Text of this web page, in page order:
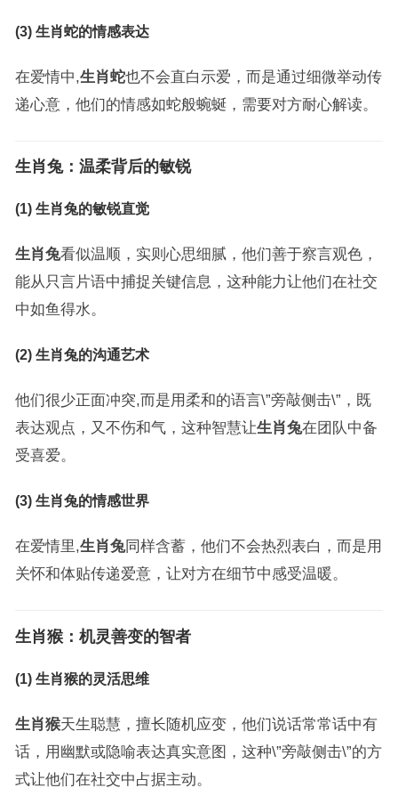
(3) 生肖蛇的情感表达
在爱情中, 生肖蛇也不会直白示爱，而是通过细微举动传
递心意，他们的情感如蛇般蜿蜒，需要对方耐心解读。
生肖兔：温柔背后的敏锐
(1) 生肖兔的敏锐直觉
生肖兔看似温顺，实则心思细腻，他们善于察言观色，
能从只言片语中捕捉关键信息，这种能力让他们在社交
中如鱼得水。
(2) 生肖兔的沟通艺术
他们很少正面冲突,而是用柔和的语言\”旁敲侧击\”，既
表达观点，又不伤和气，这种智慧让生肖兔在团队中备
受喜爱。
(3) 生肖兔的情感世界
在爱情里,生肖兔同样含蓄，他们不会热烈表白，而是用
关怀和体贴传递爱意，让对方在细节中感受温暖。
生肖猴：机灵善变的智者
(1) 生肖猴的灵活思维
生肖猴天生聪慧，擅长随机应变，他们说话常常话中有
话，用幽默或隐喻表达真实意图，这种\”旁敲侧击\”的方
式让他们在社交中占据主动。